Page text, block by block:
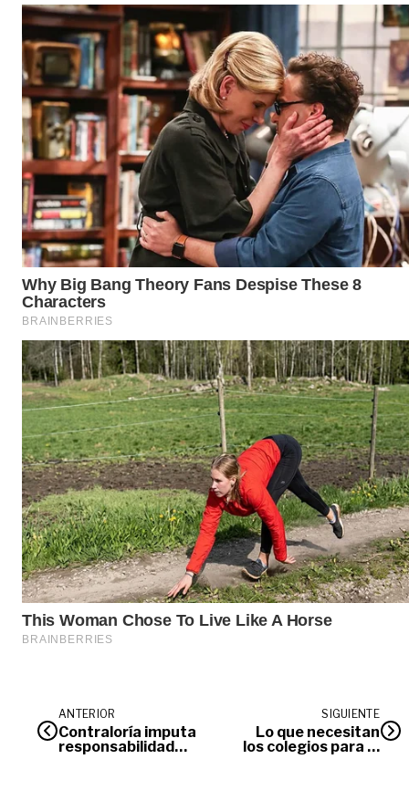
ANTERIOR
Contraloría imputa
responsabilidad
SIGUIENTE
Lo que necesitan
los colegios para el